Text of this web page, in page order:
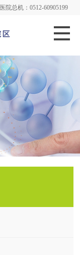
医院总机：0512-60905199